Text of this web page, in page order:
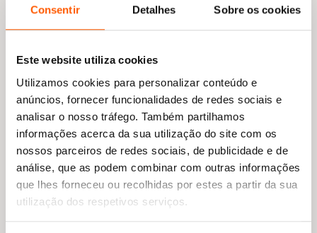
Consentir Detalhes Sobre os cookies
Este website utiliza cookies
Utilizamos cookies para personalizar conteúdo e
anúncios, fornecer funcionalidades de redes sociais e
analisar o nosso tráfego. Também partilhamos
informações acerca da sua utilização do site com os
nossos parceiros de redes sociais, de publicidade e de
análise, que as podem combinar com outras informações
que lhes forneceu ou recolhidas por estes a partir da sua
utilização dos respetivos serviços.
Achamos que a principal dificuldade foi
encontrar informação sobre as nuances da
época soviética. Naquela altura, era um tema
muito tabu, pode dizer-se que as pessoas
queer eram praticamente invisíveis para a
sociedade e, nos momentos em que se
tornavam visíveis, havia negação,
incompreensão, ódio e uma tendência para
encobrir e até ignorar a sua existência. Isto
fez com que haja pouquíssimas publicações
acerca do tema, tanto nos meios de